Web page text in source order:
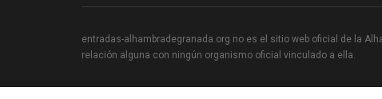
entradas-alhambradegranada.org no es el sitio web oficial de la
relación alguna con ningún organismo oficial vinculado a ella.